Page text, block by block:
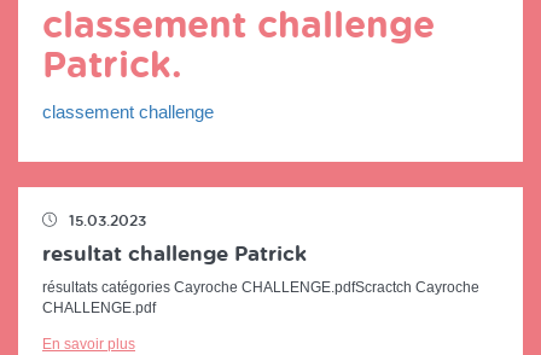
classement challenge
Patrick.
classement challenge
15.03.2023
resultat challenge Patrick
résultats catégories Cayroche CHALLENGE.pdfScractch Cayroche
CHALLENGE.pdf
En savoir plus